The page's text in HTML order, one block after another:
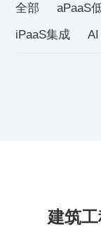
全部 aPaaS
iPaaS集成
建筑